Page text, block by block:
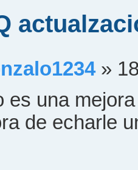
»
es una
de echarle